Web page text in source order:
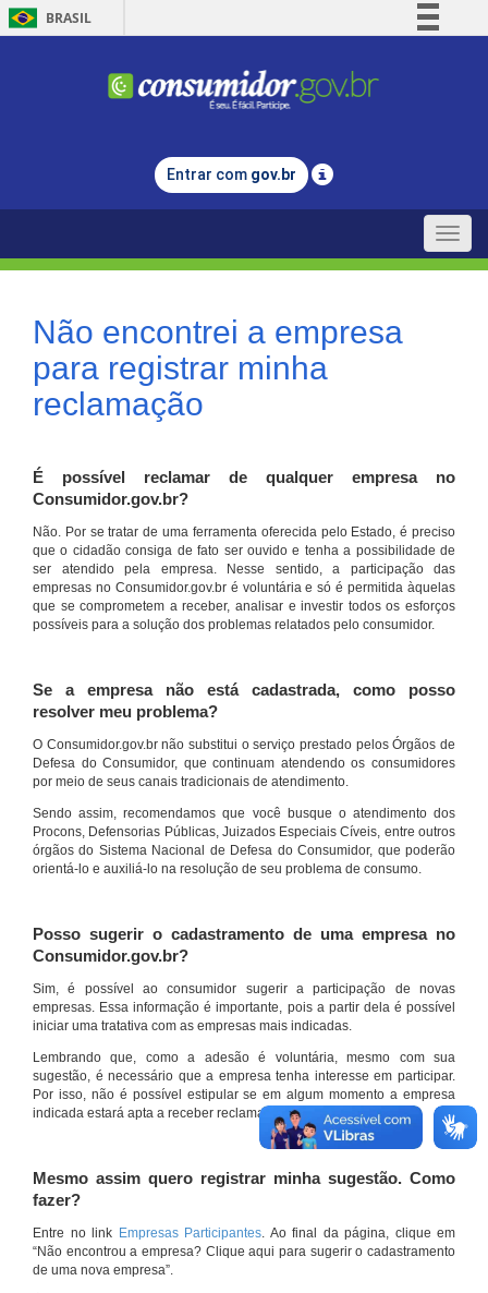
BRASIL
Comunica BR
Legislação
Entrar com gov.br
Toggle
Não encontrei a empresa
para registrar minha
reclamação
É possível reclamar de qualquer empresa no
Consumidor.gov.br?
Não. Por se tratar de uma ferramenta oferecida pelo Estado, é preciso
que o cidadão consiga de fato ser ouvido e tenha a possibilidade de
ser atendido pela empresa. Nesse sentido, a participação das
empresas no Consumidor.gov.br é voluntária e só é permitida àquelas
que se comprometem a receber, analisar e investir todos os esforços
possíveis para a solução dos problemas relatados pelo consumidor.
Se a empresa não está cadastrada, como posso
resolver meu problema?
O Consumidor.gov.br não substitui o serviço prestado pelos Órgãos de
Defesa do Consumidor, que continuam atendendo os consumidores
por meio de seus canais tradicionais de atendimento.
Sendo assim, recomendamos que você busque o atendimento dos
Procons, Defensorias Públicas, Juizados Especiais Cíveis, entre outros
órgãos do Sistema Nacional de Defesa do Consumidor, que poderão
orientá-lo e auxiliá-lo na resolução de seu problema de consumo.
Posso sugerir o cadastramento de uma empresa no
Consumidor.gov.br?
Sim, é possível ao consumidor sugerir a participação de novas
empresas. Essa informação é importante, pois a partir dela é possível
iniciar uma tratativa com as empresas mais indicadas.
Lembrando que, como a adesão é voluntária, mesmo com sua
sugestão, é necessário que a empresa tenha interesse em participar.
Por isso, não é possível estipular se em algum momento a empresa
indicada estará apta a receber reclamações por meio do site.
Mesmo assim quero registrar minha sugestão. Como
fazer?
Entre no link Empresas Participantes. Ao final da página, clique em
“Não encontrou a empresa? Clique aqui para sugerir o cadastramento
de uma nova empresa”.